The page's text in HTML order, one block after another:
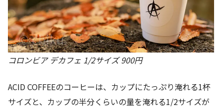
コロンビア デカフェ 1/2サイズ 900円
ACID COFFEEのコーヒーは、カップにたっぷり淹れる1杯
サイズと、カップの半分くらいの量を淹れる1/2サイズが